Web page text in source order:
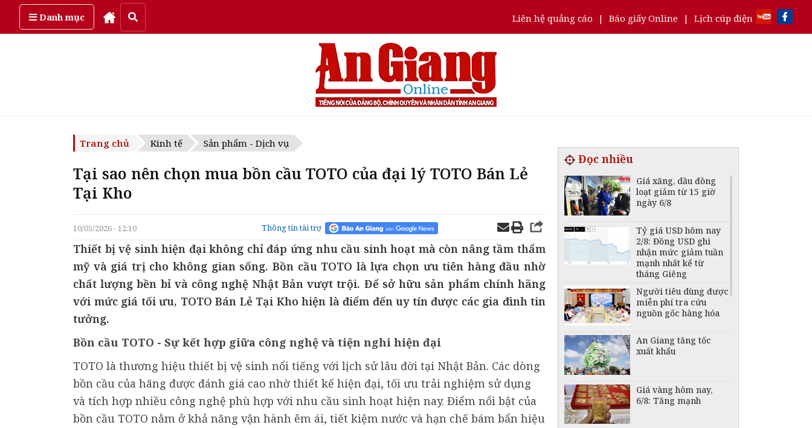
Danh mục Liên hệ quảng cáo | Báo giấy Online | Lịch cúp điện
Thứ sáu, ngày 7/08/2026
Trang chủ Kinh tế Sản phẩm - Dịch vụ
Tại sao nên chọn mua bồn cầu TOTO của đại lý TOTO Bán Lẻ
Tại Kho
10/05/2026 - 12:10 Thông tin tài trợ
Thiết bị vệ sinh hiện đại không chỉ đáp ứng nhu cầu sinh hoạt mà còn nâng tầm thẩm
mỹ và giá trị cho không gian sống. Bồn cầu TOTO là lựa chọn ưu tiên hàng đầu nhờ
chất lượng bền bỉ và công nghệ Nhật Bản vượt trội. Để sở hữu sản phẩm chính hãng
với mức giá tối ưu, TOTO Bán Lẻ Tại Kho hiện là điểm đến uy tín được các gia đình tin
tưởng.
Bồn cầu TOTO - Sự kết hợp giữa công nghệ và tiện nghi hiện đại
TOTO là thương hiệu thiết bị vệ sinh nổi tiếng với lịch sử lâu đời tại Nhật Bản. Các dòng
bồn cầu của hãng được đánh giá cao nhờ thiết kế hiện đại, tối ưu trải nghiệm sử dụng
và tích hợp nhiều công nghệ phù hợp với nhu cầu sinh hoạt hiện nay. Điểm nổi bật của
bồn cầu TOTO nằm ở khả năng vận hành êm ái, tiết kiệm nước và hạn chế bám bẩn hiệu
Đọc nhiều
Giá xăng, dầu đồng
loạt giảm từ 15 giờ
ngày 6/8
Tỷ giá USD hôm nay
2/8: Đồng USD ghi
nhận mức giảm tuần
mạnh nhất kể từ
tháng Giêng
Người tiêu dùng được
miễn phí tra cứu
nguồn gốc hàng hóa
An Giang tăng tốc
xuất khẩu
Giá vàng hôm nay,
6/8: Tăng mạnh